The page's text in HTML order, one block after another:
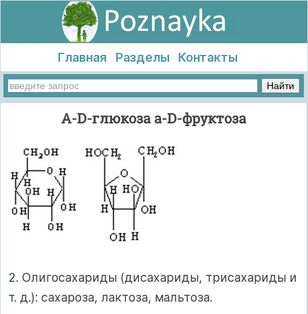
Главная Разделы Контакты
A-D-глюкоза a-D-фруктоза
2. Олигосахариды (дисахариды, трисахариды и
т. д.): сахароза, лактоза, мальтоза.